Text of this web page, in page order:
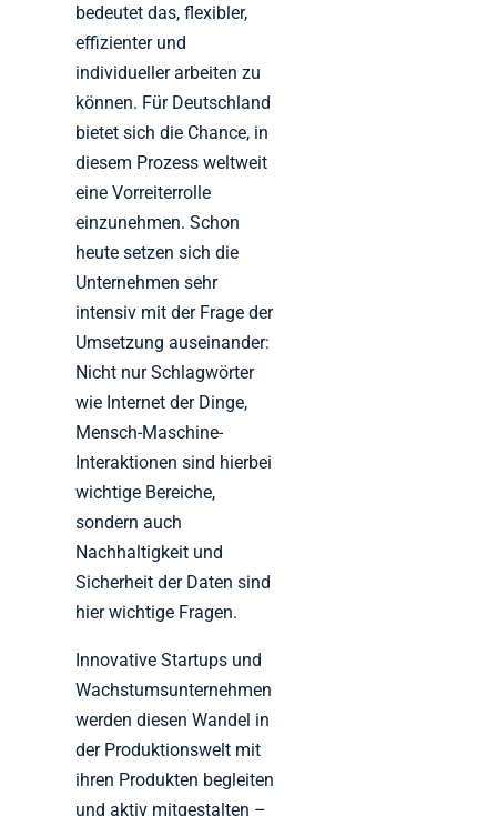
bedeutet das, flexibler,
effizienter und
individueller arbeiten zu
können. Für Deutschland
bietet sich die Chance, in
diesem Prozess weltweit
eine Vorreiterrolle
einzunehmen. Schon
heute setzen sich die
Unternehmen sehr
intensiv mit der Frage der
Umsetzung auseinander:
Nicht nur Schlagwörter
wie Internet der Dinge,
Mensch-Maschine-
Interaktionen sind hierbei
wichtige Bereiche,
sondern auch
Nachhaltigkeit und
Sicherheit der Daten sind
hier wichtige Fragen.
Innovative Startups und
Wachstumsunternehmen
werden diesen Wandel in
der Produktionswelt mit
ihren Produkten begleiten
und aktiv mitgestalten –